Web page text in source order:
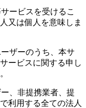
ービスを受けるこ
又は個人を意味しま
ザーのうち、本サ
ービスに関する申し
、非提携業者、提
利用する全ての法人